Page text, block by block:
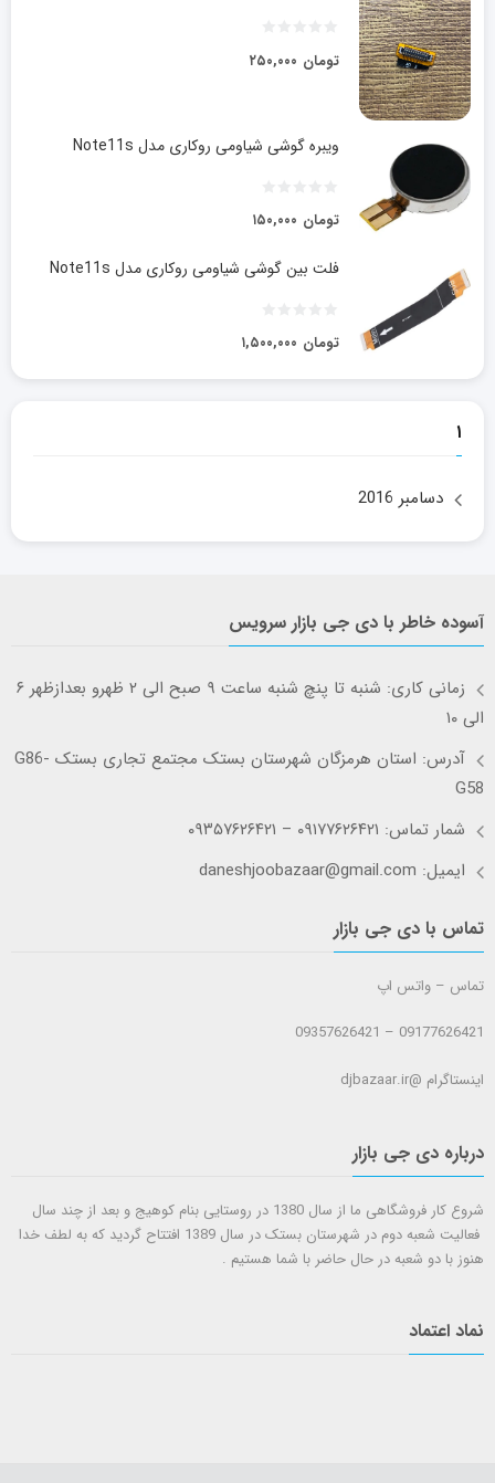
۲۵۰,۰۰۰ تومان
ویبره گوشی شیاومی روکاری مدل Note11s
۱۵۰,۰۰۰ تومان
فلت بین گوشی شیاومی روکاری مدل Note11s
۱,۵۰۰,۰۰۰ تومان
۱
دسامبر 2016
آسوده خاطر با دی جی بازار سرویس
زمانی کاری: شنبه تا پنچ شنبه ساعت ۹ صبح الی ۲ ظهرو بعدازظهر ۶
الی ۱۰
آدرس: استان هرمزگان شهرستان بستک مجتمع تجاری بستک G86-
G58
شمار تماس: ۰۹۱۷۷۶۲۶۴۲۱ – ۰۹۳۵۷۶۲۶۴۲۱
ایمیل: daneshjoobazaar@gmail.com
تماس با دی جی بازار
تماس – واتس اپ
09177626421 – 09357626421
اینستاگرام @djbazaar.ir
درباره دی جی بازار
شروع کار فروشگاهی ما از سال 1380 در روستایی بنام کوهیج و بعد از چند سال
فعالیت شعبه دوم در شهرستان بستک در سال 1389 افتتاح گردید که به لطف خدا
هنوز با دو شعبه در حال حاضر با شما هستيم .
نماد اعتماد